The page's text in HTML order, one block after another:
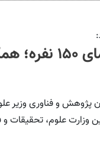
وزارت علوم، تحقیقات